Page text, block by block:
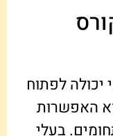
לפתוח
האפשרות
בעלי